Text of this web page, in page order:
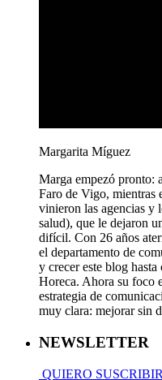
Margarita Míguez
Marga empezó pronto:
Faro de Vigo, mientras
vinieron las agencias y
salud), que le dejaron
difícil. Con 26 años
el departamento de
y crecer este blog
Horeca. Ahora su foco
estrategia de
muy clara: mejorar sin
NEWSLETTER
QUIERO